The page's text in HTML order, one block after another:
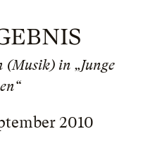
(Musik) in „Junge
2010